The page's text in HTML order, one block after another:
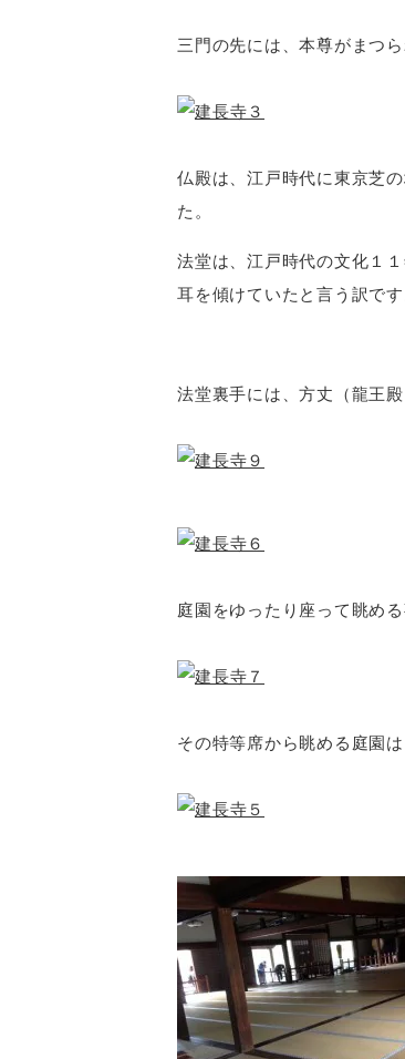
三門の先には、本尊がまつ
仏殿は、江戸時代に東京芝
た。
法堂は、江戸時代の文化１
耳を傾けていたと言う訳です
法堂裏手には、方丈（龍王
庭園をゆったり座って眺め
その特等席から眺める庭園